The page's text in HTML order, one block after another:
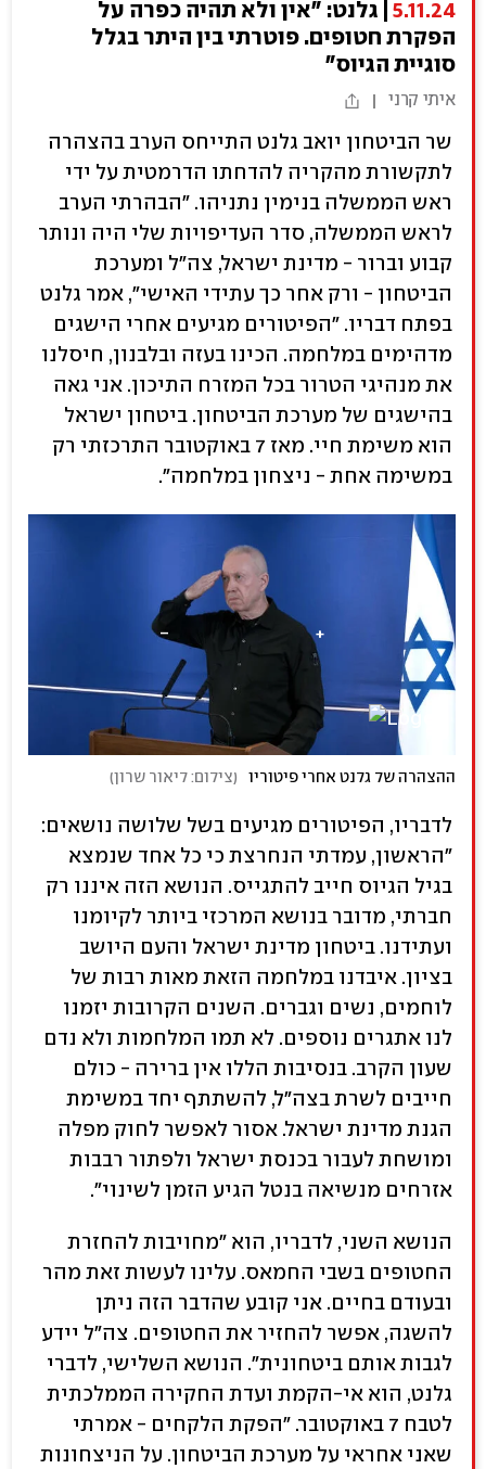
5.11.24
גלנט: "אין ולא תהיה כפרה על
הפקרת חטופים. פוטרתי בין היתר בגלל
סוגיית הגיוס"
איתי קרני
שר הביטחון יואב גלנט התייחס הערב בהצהרה
לתקשורת מהקריה להדחתו הדרמטית על ידי
ראש הממשלה בנימין נתניהו. "הבהרתי הערב
לראש הממשלה, סדר העדיפויות שלי היה ונותר
קבוע וברור - מדינת ישראל, צה"ל ומערכת
הביטחון - ורק אחר כך עתידי האישי", אמר גלנט
בפתח דבריו. "הפיטורים מגיעים אחרי הישגים
מדהימים במלחמה. הכינו בעזה ובלבנון, חיסלנו
את מנהיגי הטרור בכל המזרח התיכון. אני גאה
בהישגים של מערכת הביטחון. ביטחון ישראל
הוא משימת חיי. מאז 7 באוקטובר התרכזתי רק
במשימה אחת - ניצחון במלחמה".
ההצהרה של גלנט אחרי פיטוריו (צילום: ליאור שרון)
לדבריו, הפיטורים מגיעים בשל שלושה נושאים:
"הראשון, עמדתי הנחרצת כי כל אחד שנמצא
בגיל הגיוס חייב להתגייס. הנושא הזה איננו רק
חברתי, מדובר בנושא המרכזי ביותר לקיומנו
ועתידנו. ביטחון מדינת ישראל והעם היושב
בציון. איבדנו במלחמה הזאת מאות רבות של
לוחמים, נשים וגברים. השנים הקרובות יזמנו
לנו אתגרים נוספים. לא תמו המלחמות ולא נדם
שעון הקרב. בנסיבות הללו אין ברירה - כולם
חייבים לשרת בצה"ל, להשתתף יחד במשימת
הגנת מדינת ישראל. אסור לאפשר לחוק מפלה
ומושחת לעבור בכנסת ישראל ולפתור רבבות
אזרחים מנשיאה בנטל הגיע הזמן לשינוי".
הנושא השני, לדבריו, הוא "מחויבות להחזרת
החטופים בשבי החמאס. עלינו לעשות זאת מהר
ובעודם בחיים. אני קובע שהדבר הזה ניתן
להשגה, אפשר להחזיר את החטופים. צה"ל יידע
לגבות אותם ביטחונית". הנושא השלישי, לדברי
גלנט, הוא אי-הקמת ועדת החקירה הממלכתית
לטבח 7 באוקטובר. "הפקת הלקחים - אמרתי
שאני אחראי על מערכת הביטחון. על הניצחונות